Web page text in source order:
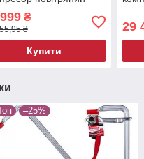
₴
₴
Купити
29
–25%